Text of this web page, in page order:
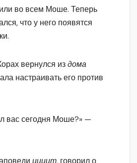
во всем Моше. Теперь
что у него появятся
вернулся издома
настраивать его против
вас сегодня Моше?» —
цицит, говорил о